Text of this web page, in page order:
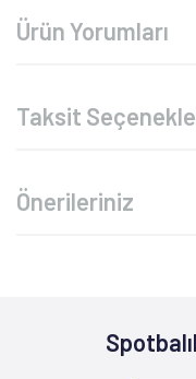
Ürün Yorumları
Taksit
Önerileriniz